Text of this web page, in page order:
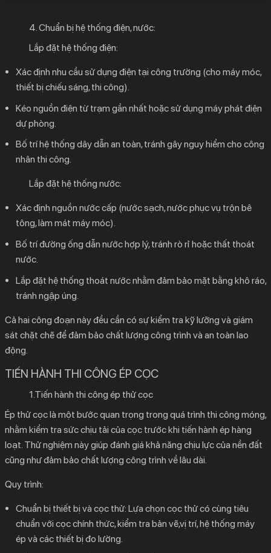
4. Chuẩn bị hệ thống điện, nước:
Lắp đặt hệ thống điện:
Xác định nhu cầu sử dụng điện tại công trường (cho máy móc,
thiết bị chiếu sáng, thi công).
Kéo nguồn điện từ trạm gần nhất hoặc sử dụng máy phát điện
dự phòng.
Bố trí hệ thống dây dẫn an toàn, tránh gây nguy hiểm cho công
nhân thi công.
Lắp đặt hệ thống nước:
Xác định nguồn nước cấp (nước sạch, nước phục vụ trộn bê
tông, làm mát máy móc).
Bố trí đường ống dẫn nước hợp lý, tránh rò rỉ hoặc thất thoát
nước.
Lắp đặt hệ thống thoát nước nhằm đảm bảo mặt bằng khô ráo,
tránh ngập úng.
Cả hai công đoạn này đều cần có sự kiểm tra kỹ lưỡng và giám
sát chặt chẽ để đảm bảo chất lượng công trình và an toàn lao
động.
TIẾN HÀNH THI CÔNG ÉP CỌC
1.Tiến hành thi công ép thử cọc
Ép thử cọc là một bước quan trọng trong quá trình thi công móng,
nhằm kiểm tra sức chịu tải của cọc trước khi tiến hành ép hàng
loạt. Thử nghiệm này giúp đánh giá khả năng chịu lực của nền đất
cũng như đảm bảo chất lượng công trình về lâu dài.
Quy trình:
Chuẩn bị thiết bị và cọc thử: Lựa chọn cọc thử có cùng tiêu
chuẩn với cọc chính thức, kiểm tra bản vẽ,vị trí, hệ thống máy
ép và các thiết bị đo lường.